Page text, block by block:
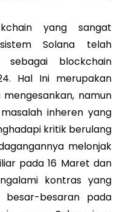
yang sangat
Solana telah
sebagai blockchain
Hal Ini merupakan
namun
inheren yang
kritik berulang
melonjak
pada 16 Maret dan
kontras yang
besar-besaran pada